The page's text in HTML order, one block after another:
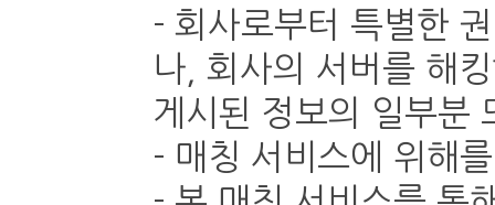
- 회사로부터 특별한
나, 회사의 서버를 해
게시된 정보의 일부분
- 매칭 서비스에 위해